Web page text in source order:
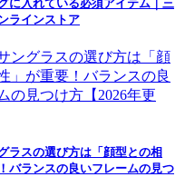
に入れている必須アイテム｜三
ラインストア
ラスの選び方は「顔型との相
バランスの良いフレームの見つ